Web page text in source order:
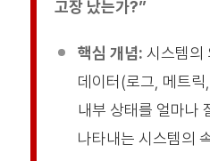
고장 났는가?”
핵심 개념: 시스템의
데이터(로그, 메트
내부 상태를 얼마나
나타내는 시스템의